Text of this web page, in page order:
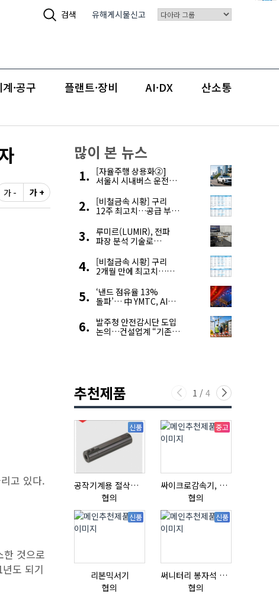
검색 유해게시물신고
·공구 플랜트·장비 AI·DX 산소통
가 - 가 +
고 있다.
한 것으로
도 되기
많이 본 뉴스
[자율주행 상용화②]
서울시 시내버스 운전자
해결한다
[비철금속 시황] 구리
12주 최고치…공급 부족
루미르(LUMIR), 전파
파장 분석 기술로
[비철금속 시황] 구리
2개월 만에 최고치…
우려 확대
‘낸드 점유율 13%
돌파’… 中 YMTC, AI
4위 맹추격
발주청 안전감시단 도입
논의…건설업계 “기존
추천제품 1 / 4
신품
공작기계용 절삭공구, 슬리브(SLEEVE)
협의
중고
싸이크로감속기, 감속기제작
협의
신품
리본믹서기
협의
신품
써니터리 봉자석 세트 SPECIAL , 봉자석 , 자석봉 , 호퍼용자석 , 전자석
협의